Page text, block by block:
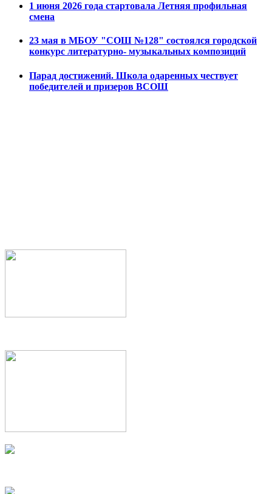
1 июня 2026 года стартовала Летняя профильная
смена
23 мая в МБОУ "СОШ №128" состоялся городской
конкурс литературно- музыкальных композиций
Парад достижений. Школа одаренных чествует
победителей и призеров ВСОШ